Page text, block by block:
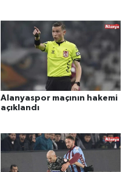
Alanyaspor maçının hakemi
açıklandı